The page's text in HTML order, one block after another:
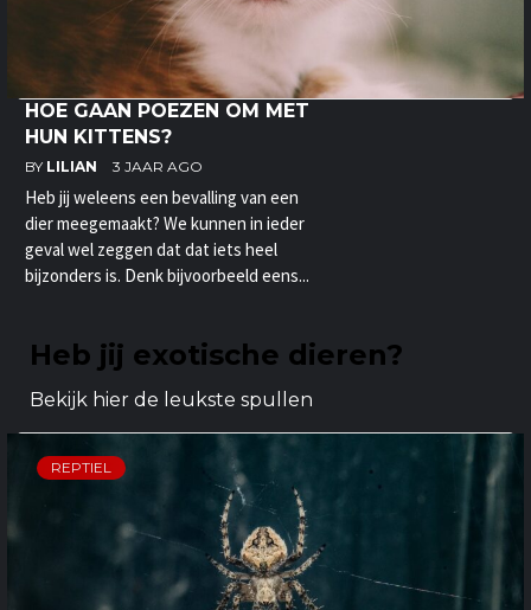
HOE GAAN POEZEN OM MET
HUN KITTENS?
BY LILIAN 3 JAAR AGO
Heb jij weleens een bevalling van een
dier meegemaakt? We kunnen in ieder
geval wel zeggen dat dat iets heel
bijzonders is. Denk bijvoorbeeld eens...
Heb jij exotische dieren?
Bekijk hier de leukste spullen
REPTIEL